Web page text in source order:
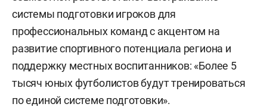
системы подготовки игроков для
профессиональных команд с акцентом на
развитие спортивного потенциала региона и
поддержку местных воспитанников: «Более 5
тысяч юных футболистов будут тренироваться
по единой системе подготовки».